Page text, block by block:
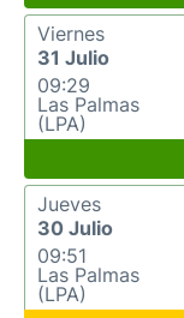
Viernes
31 Julio
09:29
Las Palmas
(LPA)
Jueves
30 Julio
09:51
Las Palmas
(LPA)